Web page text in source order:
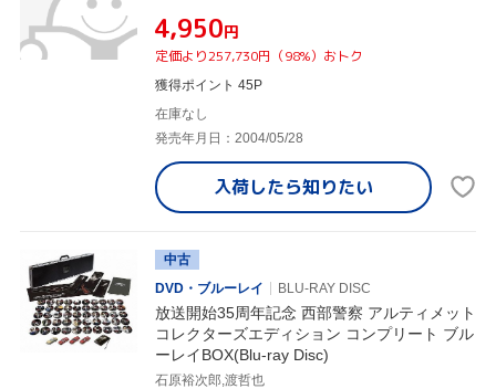
¥4,950円
定価より257,730円（98%）おトク
獲得ポイント 45P
在庫なし
発売年月日：2004/05/28
入荷したら知りたい
中古
DVD・ブルーレイ
BLU-RAY DISC
放送開始35周年記念 西部警察 アルティメット
コレクターズエディション コンプリート ブル
ーレイBOX(Blu-ray Disc)
石原裕次郎,渡哲也